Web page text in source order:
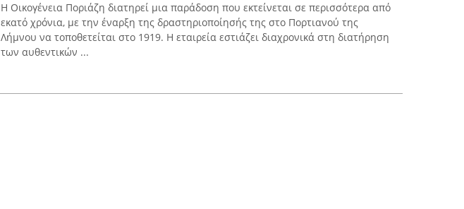
Η Οικογένεια Ποριάζη διατηρεί μια παράδοση που εκτείνεται σε περισσότερα από
εκατό χρόνια, με την έναρξη της δραστηριοποίησής της στο Πορτιανού της
Λήμνου να τοποθετείται στο 1919. Η εταιρεία εστιάζει διαχρονικά στη διατήρηση
των αυθεντικών ...